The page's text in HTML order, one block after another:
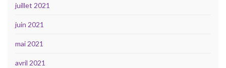
juillet 2021
juin 2021
mai 2021
avril 2021